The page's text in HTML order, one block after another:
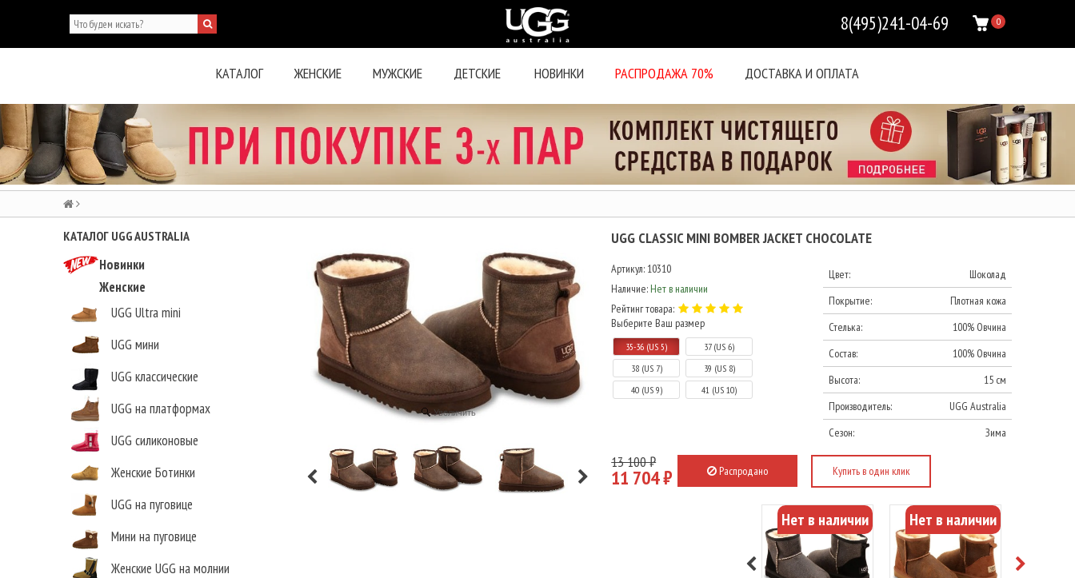
0
8(495)241-04-69
КАТАЛОГ ЖЕНСКИЕ МУЖСКИЕ ДЕТСКИЕ НОВИНКИ РАСПРОДАЖА 70% ДОСТАВКА И ОПЛАТА
КАТАЛОГ UGG AUSTRALIA
Новинки
Женские
UGG Ultra mini
UGG мини
UGG классические
UGG на платформах
UGG силиконовые
Женские Ботинки
UGG на пуговице
Мини на пуговице
Женские UGG на молнии
Увеличить
UGG CLASSIC MINI BOMBER JACKET CHOCOLATE
Артикул: 10310
Наличие: Нет в наличии
Рейтинг товара:
Выберите Ваш размер
35-36 (US 5)
37 (US 6)
38 (US 7)
39 (US 8)
40 (US 9)
41 (US 10)
13 100 ₽
11 704 ₽ Распродано Купить в один клик
Цвет:
Шоколад
Покрытие:
Плотная кожа
Стелька:
100% Овчина
Состав:
100% Овчина
Высота:
15 см
Производитель:
UGG Australia
Сезон:
Зима
Нет в наличии Нет в наличии